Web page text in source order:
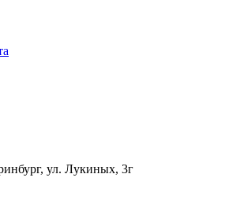
ул. Лукиных, 3г